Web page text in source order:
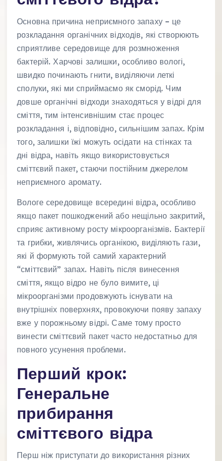
Основна причина неприємного запаху – це
розкладання органічних відходів, які створюють
сприятливе середовище для розмноження
бактерій. Харчові залишки, особливо вологі,
швидко починають гнити, виділяючи леткі
сполуки, які ми сприймаємо як сморід. Чим
довше органічні відходи знаходяться у відрі для
сміття, тим інтенсивнішим стає процес
розкладання і, відповідно, сильнішим запах. Крім
того, залишки їжі можуть осідати на стінках та
дні відра, навіть якщо використовується
сміттєвий пакет, стаючи постійним джерелом
неприємного аромату.
Вологе середовище всередині відра, особливо
якщо пакет пошкоджений або нещільно закритий,
сприяє активному росту мікроорганізмів. Бактерії
та грибки, живлячись органікою, виділяють гази,
які й формують той самий характерний
“сміттєвий” запах. Навіть після винесення
сміття, якщо відро не було вимите, ці
мікроорганізми продовжують існувати на
внутрішніх поверхнях, провокуючи появу запаху
вже у порожньому відрі. Саме тому просто
винести сміттєвий пакет часто недостатньо для
повного усунення проблеми.
Перший крок:
Генеральне
прибирання
сміттєвого відра
Перш ніж приступати до використання різних